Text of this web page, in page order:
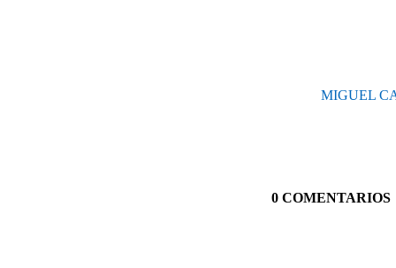
MIGUEL
0 COMENTARIOS